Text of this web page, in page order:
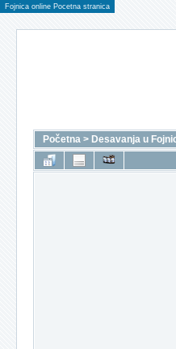
Fojnica online Pocetna stranica
Početna > Desavanja u